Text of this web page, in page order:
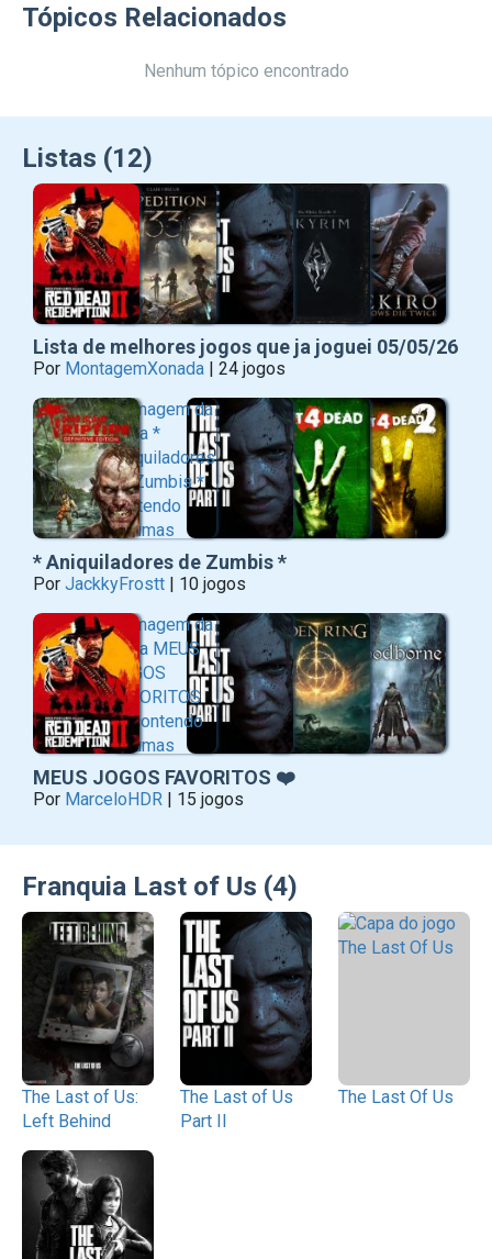
Tópicos Relacionados
Nenhum tópico encontrado
Listas (12)
Lista de melhores jogos que ja joguei 05/05/26
Por MontagemXonada | 24 jogos
* Aniquiladores de Zumbis *
Por JackkyFrostt | 10 jogos
MEUS JOGOS FAVORITOS ❤️
Por MarceloHDR | 15 jogos
Franquia Last of Us (4)
The Last of Us:
Left Behind
The Last of Us
Part II
The Last Of Us